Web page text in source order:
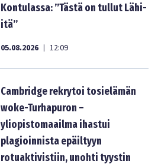
Kontulassa: ”Tästä on tullut Lähi-
itä”
05.08.2026 | 12:09
Cambridge rekrytoi tosielämän
woke-Turhapuron –
yliopistomaailma ihastui
plagioinnista epäiltyyn
rotuaktivistiin, unohti tyystin